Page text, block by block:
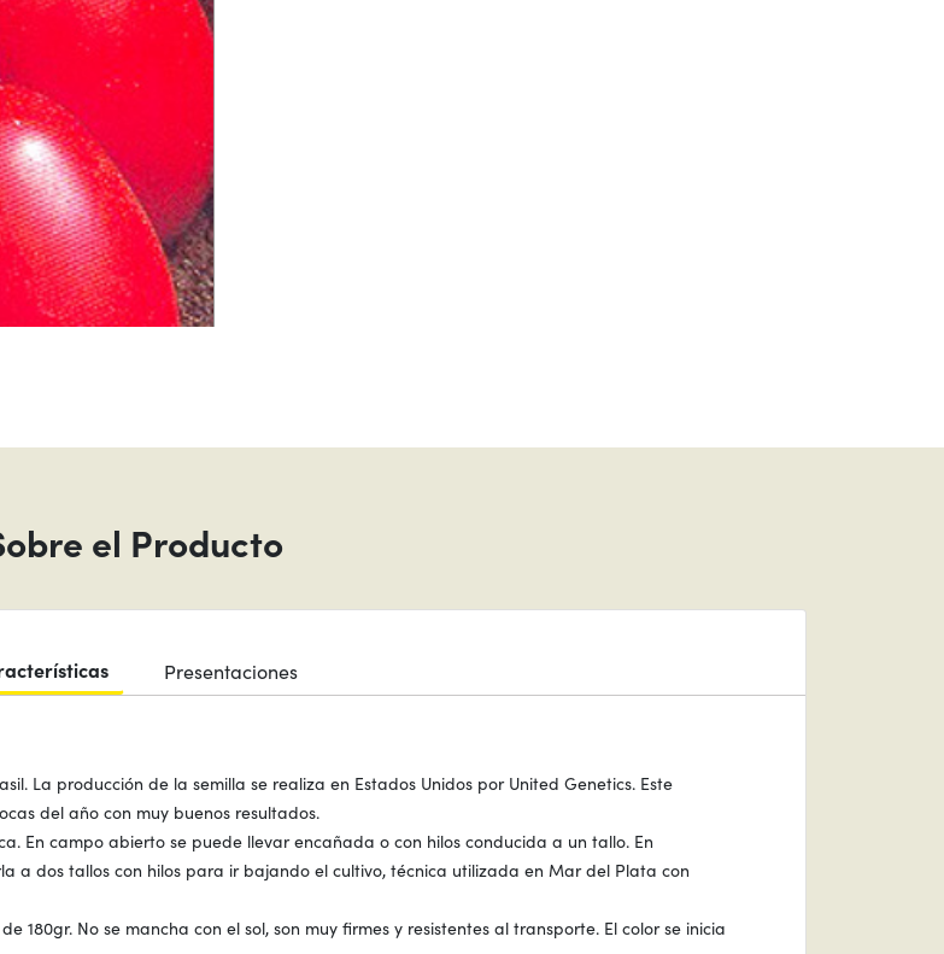
el Producto
Presentaciones
La producción de la semilla se realiza en Estados Unidos por United Genetics. Este
del año con muy buenos resultados.
En campo abierto se puede llevar encañada o con hilos conducida a un tallo. En
a dos tallos con hilos para ir bajando el cultivo, técnica utilizada en Mar del Plata con
180gr. No se mancha con el sol, son muy firmes y resistentes al transporte. El color se inicia